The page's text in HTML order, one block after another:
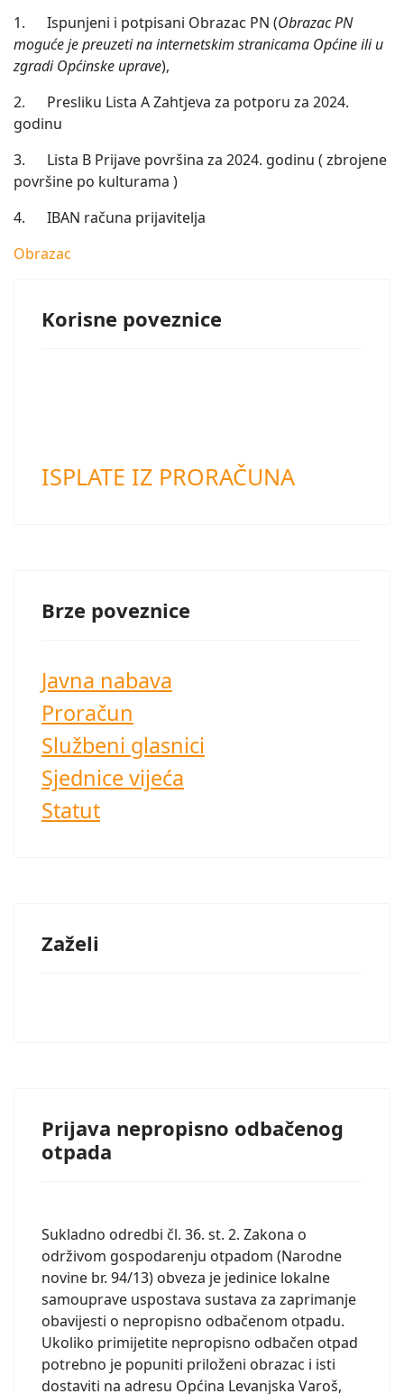
1. Ispunjeni i potpisani Obrazac PN (Obrazac PN
moguće je preuzeti na internetskim stranicama Općine ili u
zgradi Općinske uprave),
2. Presliku Lista A Zahtjeva za potporu za 2024.
godinu
3. Lista B Prijave površina za 2024. godinu ( zbrojene
površine po kulturama )
4. IBAN računa prijavitelja
Obrazac
Korisne poveznice
ISPLATE IZ PRORAČUNA
Brze poveznice
Javna nabava
Proračun
Službeni glasnici
Sjednice vijeća
Statut
Zaželi
Prijava nepropisno odbačenog
otpada
Sukladno odredbi čl. 36. st. 2. Zakona o
održivom gospodarenju otpadom (Narodne
novine br. 94/13) obveza je jedinice lokalne
samouprave uspostava sustava za zaprimanje
obavijesti o nepropisno odbačenom otpadu.
Ukoliko primijetite nepropisno odbačen otpad
potrebno je popuniti priloženi obrazac i isti
dostaviti na adresu Općina Levanjska Varoš,